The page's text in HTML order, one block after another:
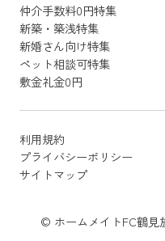
仲介手数料0円特集
新築・築浅特集
新婚さん向け特集
ペット相談可特集
敷金礼金0円
利用規約
プライバシーポリシー
サイトマップ
© ホームメイトFC鶴見